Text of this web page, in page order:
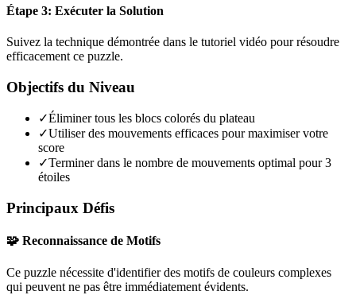
Étape 3: Exécuter la Solution
Suivez la technique démontrée dans le tutoriel vidéo pour résoudre
efficacement ce puzzle.
Objectifs du Niveau
✓Éliminer tous les blocs colorés du plateau
✓Utiliser des mouvements efficaces pour maximiser votre
score
✓Terminer dans le nombre de mouvements optimal pour 3
étoiles
Principaux Défis
🧩 Reconnaissance de Motifs
Ce puzzle nécessite d'identifier des motifs de couleurs complexes
qui peuvent ne pas être immédiatement évidents.